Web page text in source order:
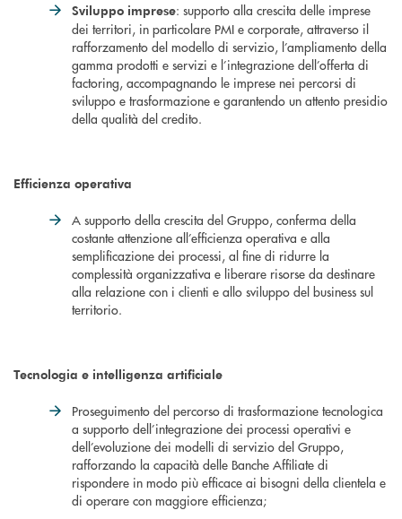
Sviluppo imprese: supporto alla crescita delle imprese
dei territori, in particolare PMI e corporate, attraverso il
rafforzamento del modello di servizio, l’ampliamento della
gamma prodotti e servizi e l’integrazione dell’offerta di
factoring, accompagnando le imprese nei percorsi di
sviluppo e trasformazione e garantendo un attento presidio
della qualità del credito.
Efficienza operativa
A supporto della crescita del Gruppo, conferma della
costante attenzione all’efficienza operativa e alla
semplificazione dei processi, al fine di ridurre la
complessità organizzativa e liberare risorse da destinare
alla relazione con i clienti e allo sviluppo del business sul
territorio.
Tecnologia e intelligenza artificiale
Proseguimento del percorso di trasformazione tecnologica
a supporto dell’integrazione dei processi operativi e
dell’evoluzione dei modelli di servizio del Gruppo,
rafforzando la capacità delle Banche Affiliate di
rispondere in modo più efficace ai bisogni della clientela e
di operare con maggiore efficienza;